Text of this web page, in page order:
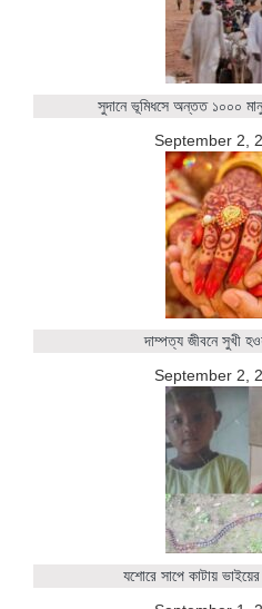
সুদানে ভূমিধসে অন্তত ১০০০
September 2,
দাম্পত্য জীবনে সুখী
September 2,
যশোরে সাপে কাটায়